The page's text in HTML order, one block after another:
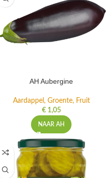
AH Aubergine
Aardappel, Groente, Fruit
€1,05
NAAR AH